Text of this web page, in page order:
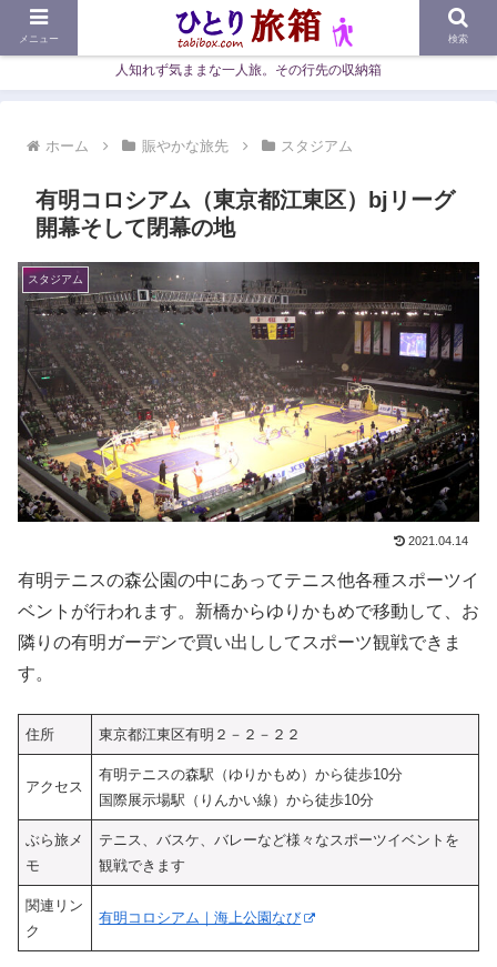
人知れず気ままな一人旅。その行先の収納箱
ホーム 賑やかな旅先 スタジアム
有明コロシアム（東京都江東区）bjリーグ
開幕そして閉幕の地
スタジアム
2021.04.14
有明テニスの森公園の中にあってテニス他各種スポーツイ
ベントが行われます。新橋からゆりかもめで移動して、お
隣りの有明ガーデンで買い出ししてスポーツ観戦できま
す。
住所 東京都江東区有明２－２－２２
アクセス
有明テニスの森駅（ゆりかもめ）から徒歩10分
国際展示場駅（りんかい線）から徒歩10分
ぶら旅メ
モ
テニス、バスケ、バレーなど様々なスポーツイベントを
観戦できます
関連リン
ク
有明コロシアム｜海上公園なび
メニュー 検索